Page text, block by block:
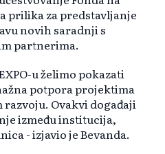
prilika za predstavljanje
novih saradnji s
partnerima.
u želimo pokazati
potpora projektima
Ovakvi događaji
između institucija,
- izjavio je Bevanda.